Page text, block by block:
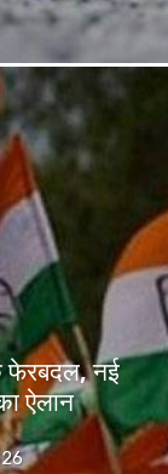
फेरबदल, नई
ऐलान